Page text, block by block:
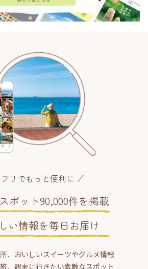
リでもっと便利に
ポット90,000件を掲載
い情報を毎日お届け
、おいしいスイーツやグルメ情報
、週末に行きたい素敵なスポット